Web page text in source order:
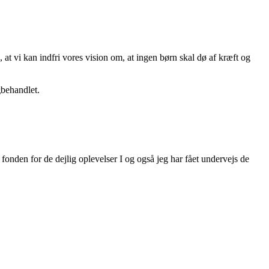
at vi kan indfri vores vision om, at ingen børn skal dø af kræft og
for de dejlig oplevelser I og også jeg har fået undervejs de